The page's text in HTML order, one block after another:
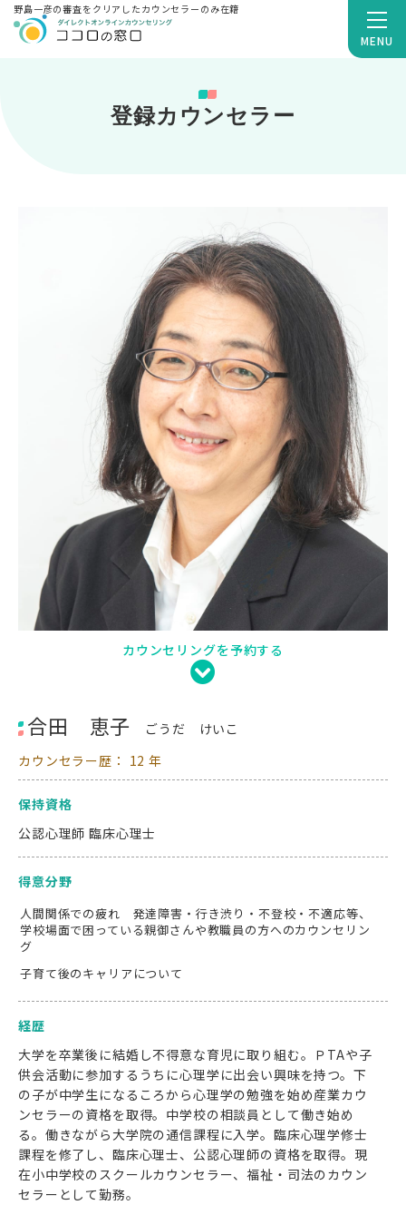
MENU
野島一彦の審査をクリアしたカウンセラーのみ在籍
登録カウンセラー
カウンセリングを予約する
合田 恵子
ごうだ けいこ
カウンセラー歴： 12 年
保持資格
公認心理師 臨床心理士
得意分野
人間関係での疲れ 発達障害・行き渋り・不登校・不適応等、
学校場面で困っている親御さんや教職員の方へのカウンセリン
グ
子育て後のキャリアについて
経歴
大学を卒業後に結婚し不得意な育児に取り組む。ＰTAや子
供会活動に参加するうちに心理学に出会い興味を持つ。下
の子が中学生になるころから心理学の勉強を始め産業カウ
ンセラーの資格を取得。中学校の相談員として働き始め
る。働きながら大学院の通信課程に入学。臨床心理学修士
課程を修了し、臨床心理士、公認心理師の資格を取得。現
在小中学校のスクールカウンセラー、福祉・司法のカウン
セラーとして勤務。